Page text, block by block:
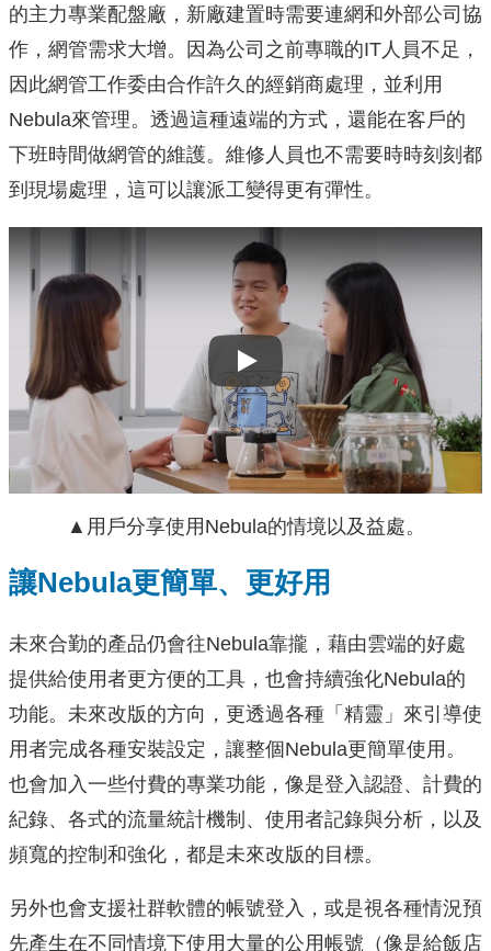
的主力專業配盤廠，新廠建置時需要連網和外部公司協
作，網管需求大增。因為公司之前專職的IT人員不足，
因此網管工作委由合作許久的經銷商處理，並利用
Nebula來管理。透過這種遠端的方式，還能在客戶的
下班時間做網管的維護。維修人員也不需要時時刻刻都
到現場處理，這可以讓派工變得更有彈性。
Play
▲用戶分享使用Nebula的情境以及益處。
讓Nebula更簡單、更好用
未來合勤的產品仍會往Nebula靠攏，藉由雲端的好處
提供給使用者更方便的工具，也會持續強化Nebula的
功能。未來改版的方向，更透過各種「精靈」來引導使
用者完成各種安裝設定，讓整個Nebula更簡單使用。
也會加入一些付費的專業功能，像是登入認證、計費的
紀錄、各式的流量統計機制、使用者記錄與分析，以及
頻寬的控制和強化，都是未來改版的目標。
另外也會支援社群軟體的帳號登入，或是視各種情況預
先產生在不同情境下使用大量的公用帳號（像是給飯店